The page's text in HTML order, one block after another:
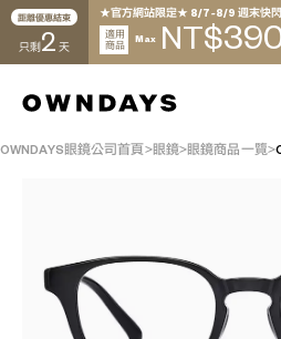
距離優惠結束
只剩 2 天
★官方網站限定★ 8/7~8/9 週末快閃
適用
商品
Max NT$
OWNDAYS眼鏡公司首頁 眼鏡 眼鏡商品一覽